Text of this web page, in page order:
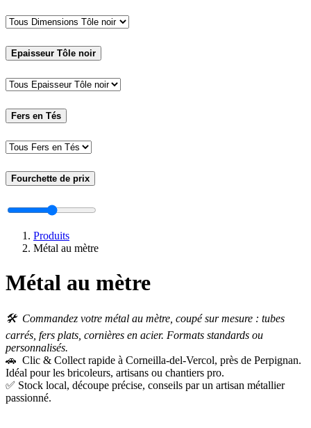
Epaisseur Tôle noir
Fers en Tés
Fourchette de prix
Produits
Métal au mètre
Métal au mètre
🛠️ Commandez votre métal au mètre, coupé sur mesure : tubes
carrés, fers plats, cornières en acier. Formats standards ou
personnalisés.
🚗 Clic & Collect rapide à Corneilla-del-Vercol, près de Perpignan.
Idéal pour les bricoleurs, artisans ou chantiers pro.
✅ Stock local, découpe précise, conseils par un artisan métallier
passionné.